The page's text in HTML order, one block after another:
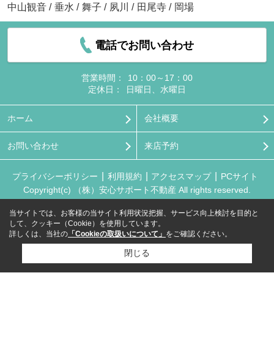
中山観音 / 垂水 / 舞子 / 夙川 / 田尾寺 / 岡場
電話でお問い合わせ
営業時間：
10：00～17：00
定休日：
日曜日、水曜日
ホーム 会社概要
お問い合わせ 来店予約
プライバシーポリシー 利用規約 アクセスマップ
PCサイト
Copyright(c) （株）安心サポート不動産 All rights reserved.
当サイトでは、お客様の当サイト利用状況把握、サービス向上検討を目的と
して、クッキー（Cookie）を使用しています。
詳しくは、当社の 「Cookieの取扱いについて」 をご確認ください。
閉じる